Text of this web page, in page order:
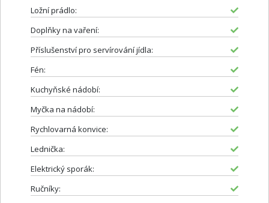
Ložní prádlo:
Doplňky na vaření:
Příslušenství pro servírování jídla:
Fén:
Kuchyňské nádobí:
Myčka na nádobí:
Rychlovarná konvice:
Lednička:
Elektrický sporák:
Ručníky: